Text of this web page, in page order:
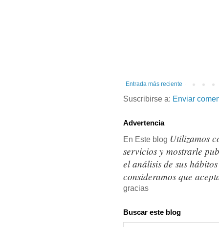
Entrada más reciente
Suscribirse a: Enviar
Advertencia
En Este blog Utilizamos
servicios y mostrarle
el análisis de sus
consideramos que
gracias
Buscar este blog